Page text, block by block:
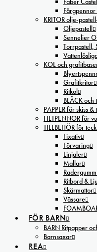
KRITOR olje-
Oljepastell
Sennelier
Torrpastell,
KOL och
Grafitkritor
Ritkol
BLÄCK och
PAPPER för skiss
FILTPENNOR för
TILLBEHÖR för
Fixativ
Förvaring
Linjaler
Mallar
Ritbord &
Skärmattor
Vässare
FÖR BARN
BARN Ritpapper
Barnsaxar
REA